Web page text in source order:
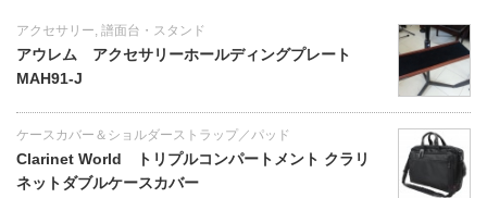
アクセサリー, 譜面台・スタンド
アウレム アクセサリーホールディングプレート
MAH91-J
ケースカバー＆ショルダーストラップ／パッド
Clarinet World トリプルコンパートメント クラリ
ネットダブルケースカバー